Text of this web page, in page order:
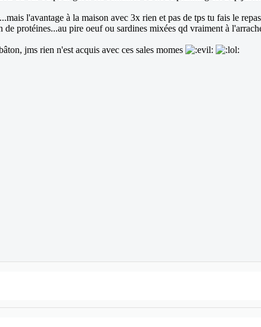
l'avantage à la maison avec 3x rien et pas de tps tu fais le
protéines...au pire oeuf ou sardines mixées qd vraiment à
jms rien n'est acquis avec ces sales momes